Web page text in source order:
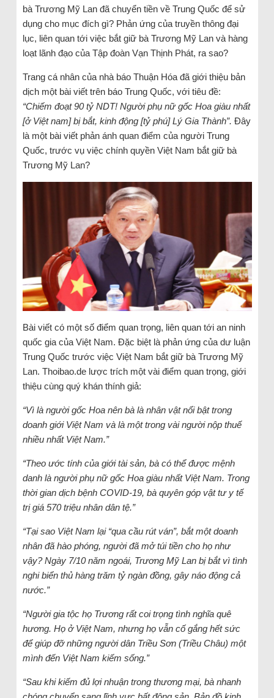
bà Trương Mỹ Lan đã chuyển tiền về Trung Quốc để sử
dụng cho mục đích gì? Phản ứng của truyền thông đại
lục, liên quan tới việc bắt giữ bà Trương Mỹ Lan và hàng
loạt lãnh đạo của Tập đoàn Vạn Thịnh Phát, ra sao?
Trang cá nhân của nhà báo Thuận Hóa đã giới thiệu bản
dịch một bài viết trên báo Trung Quốc, với tiêu đề:
“Chiếm đoạt 90 tỷ NDT! Người phụ nữ gốc Hoa giàu nhất
[ở Việt nam] bị bắt, kinh động [tỷ phú] Lý Gia Thành”. Đây
là một bài viết phản ánh quan điểm của người Trung
Quốc, trước vụ việc chính quyền Việt Nam bắt giữ bà
Trương Mỹ Lan?
Bài viết có một số điểm quan trọng, liên quan tới an ninh
quốc gia của Việt Nam. Đặc biệt là phản ứng của dư luận
Trung Quốc trước việc Việt Nam bắt giữ bà Trương Mỹ
Lan. Thoibao.de lược trích một vài điểm quan trọng, giới
thiệu cùng quý khán thính giả:
“Vì là người gốc Hoa nên bà là nhân vật nổi bật trong
doanh giới Việt Nam và là một trong vài người nộp thuế
nhiều nhất Việt Nam.”
“Theo ước tính của giới tài sản, bà có thể được mệnh
danh là người phụ nữ gốc Hoa giàu nhất Việt Nam. Trong
thời gian dịch bệnh COVID-19, bà quyên góp vật tư y tế
trị giá 570 triệu nhân dân tệ.”
“Tại sao Việt Nam lại “qua cầu rút ván”, bắt một doanh
nhân đã hào phóng, người đã mở túi tiền cho họ như
vậy? Ngày 7/10 năm ngoái, Trương Mỹ Lan bị bắt vì tình
nghi biển thủ hàng trăm tỷ ngàn đồng, gây náo động cả
nước.”
“Người gia tộc họ Trương rất coi trọng tình nghĩa quê
hương. Họ ở Việt Nam, nhưng họ vẫn cố gắng hết sức
để giúp đỡ những người dân Triều Sơn (Triều Châu) một
mình đến Việt Nam kiếm sống.”
“Sau khi kiếm đủ lợi nhuận trong thương mại, bà nhanh